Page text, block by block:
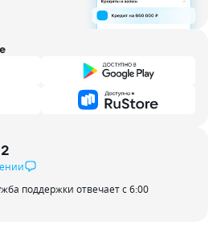
поддержки отвечает с 6:00